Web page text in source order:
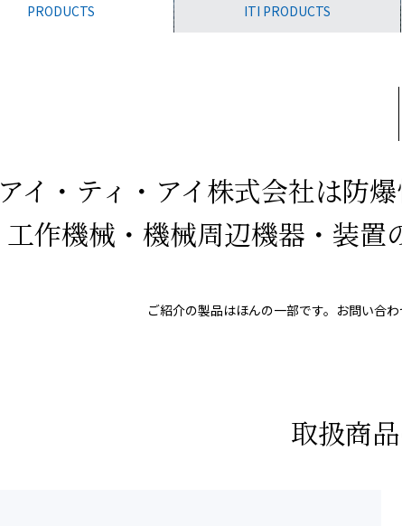
PRODUCTS ITI PRODUCTS
アイ・ティ・アイ株式会社は防
工作機械・機械周辺機器・装置
ご紹介の製品はほんの一部です。 お問い合
取扱商